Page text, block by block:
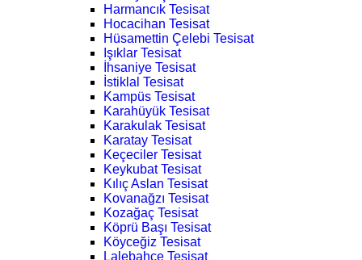
Harmancık Tesisat
Hocacihan Tesisat
Hüsamettin Çelebi Tesisat
Işıklar Tesisat
İhsaniye Tesisat
İstiklal Tesisat
Kampüs Tesisat
Karahüyük Tesisat
Karakulak Tesisat
Karatay Tesisat
Keçeciler Tesisat
Keykubat Tesisat
Kılıç Aslan Tesisat
Kovanağzı Tesisat
Kozağaç Tesisat
Köprü Başı Tesisat
Köyceğiz Tesisat
Lalebahçe Tesisat